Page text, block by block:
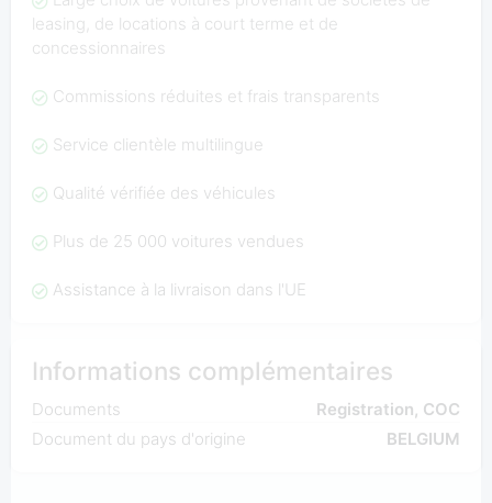
leasing, de locations à court terme et de
concessionnaires
Commissions réduites et frais transparents
Service clientèle multilingue
Qualité vérifiée des véhicules
Plus de 25 000 voitures vendues
Assistance à la livraison dans l'UE
Informations complémentaires
Documents
Registration, COC
Document du pays d'origine
BELGIUM